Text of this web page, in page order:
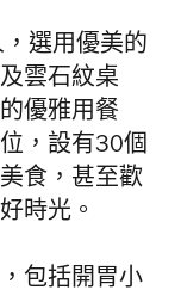
選用優美的
雲石紋桌
優雅用餐
，設有30個
食， 甚至歡
時光。
包括開胃小